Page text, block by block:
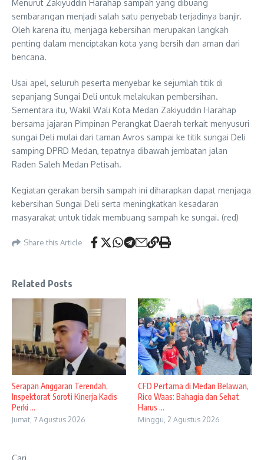
Menurut Zakiyuddin Harahap sampah yang dibuang
sembarangan menjadi salah satu penyebab terjadinya banjir.
Oleh karena itu, menjaga kebersihan merupakan langkah
penting dalam menciptakan kota yang bersih dan aman dari
bencana.
Usai apel, seluruh peserta menyebar ke sejumlah titik di
sepanjang Sungai Deli untuk melakukan pembersihan.
Sementara itu, Wakil Wali Kota Medan Zakiyuddin Harahap
bersama jajaran Pimpinan Perangkat Daerah terkait menyusuri
sungai Deli mulai dari taman Avros sampai ke titik sungai Deli
samping DPRD Medan, tepatnya dibawah jembatan jalan
Raden Saleh Medan Petisah.
Kegiatan gerakan bersih sampah ini diharapkan dapat menjaga
kebersihan Sungai Deli serta meningkatkan kesadaran
masyarakat untuk tidak membuang sampah ke sungai. (red)
Share this Article
Related Posts
Serapan Anggaran Terendah,
Inspektorat Soroti Kinerja Kadis
Perki ...
Jumat, 7 Agustus 2026
CFD Pertama di Medan Belawan,
Rico Waas: Bahagia dan Sehat
Harus ...
Minggu, 2 Agustus 2026
Cari